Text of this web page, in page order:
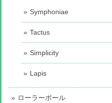
Symphoniae
Tactus
Simplicity
Lapis
ローラーボール